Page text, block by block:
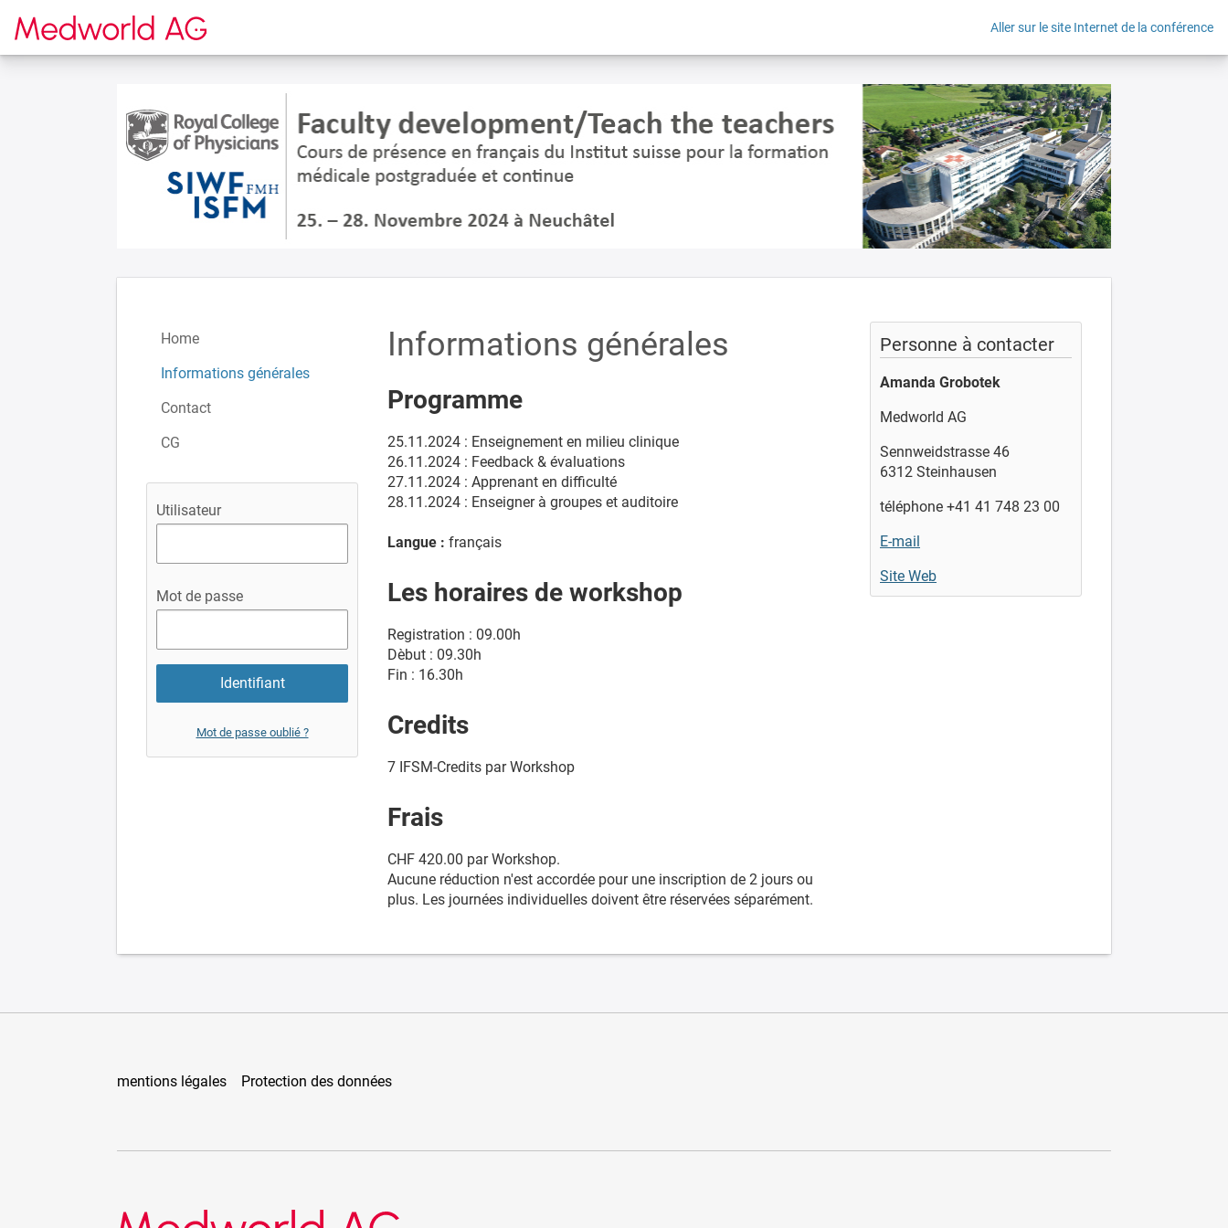
Vers la page d'accueil Aller sur le site Internet de la conférence
Home
Informations générales
Contact
CG
Utilisateur
Mot de passe
Mot de passe oublié ?
Informations générales
Programme
25.11.2024 : Enseignement en milieu clinique
26.11.2024 : Feedback & évaluations
27.11.2024 : Apprenant en difficulté
28.11.2024 : Enseigner à groupes et auditoire
Langue : français
Les horaires de workshop
Registration : 09.00h
Dèbut : 09.30h
Fin : 16.30h
Credits
7 IFSM-Credits par Workshop
Frais
CHF 420.00 par Workshop.
Aucune réduction n'est accordée pour une inscription de 2 jours ou
plus. Les journées individuelles doivent être réservées séparément.
Personne à contacter
Amanda Grobotek
Medworld AG
Sennweidstrasse 46
6312 Steinhausen
téléphone +41 41 748 23 00
E-mail
Site Web
mentions légales Protection des données
Medworld AG